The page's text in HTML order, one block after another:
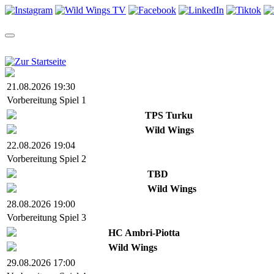
21.08.2026 19:30
Vorbereitung Spiel 1
TPS Turku
Wild Wings
22.08.2026 19:04
Vorbereitung Spiel 2
TBD
Wild Wings
28.08.2026 19:00
Vorbereitung Spiel 3
HC Ambri-Piotta
Wild Wings
29.08.2026 17:00